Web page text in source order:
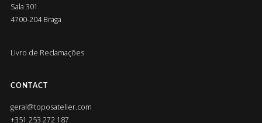
Sala 301
4700-204 Braga
Livro de Reclamações
CONTACT
geral@toposatelier.com
+351 253 272 187